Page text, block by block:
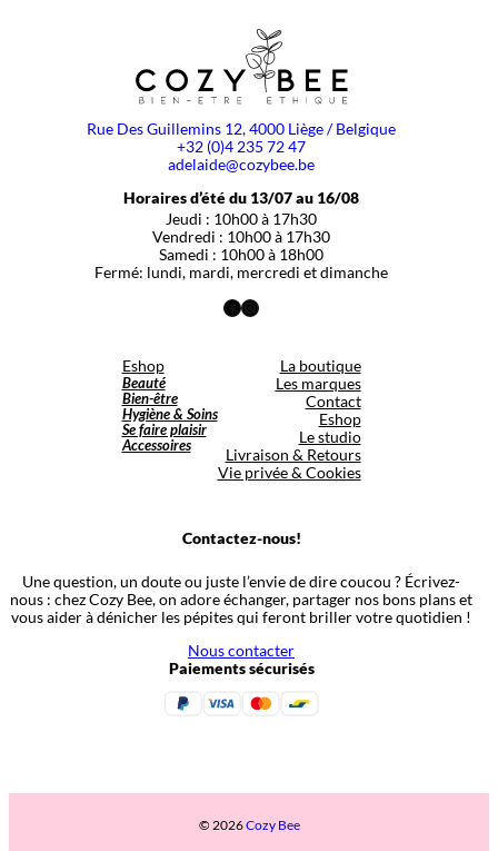
Rue Des Guillemins 12, 4000 Liège / Belgique
+32 (0)4 235 72 47
adelaide@cozybee.be
Horaires d’été du 13/07 au 16/08
Jeudi : 10h00 à 17h30
Vendredi : 10h00 à 17h30
Samedi : 10h00 à 18h00
Fermé: lundi, mardi, mercredi et dimanche
Facebook
Instagram
Eshop
Beauté
Bien-être
Hygiène & Soins
Se faire plaisir
Accessoires
La boutique
Les marques
Contact
Eshop
Le studio
Livraison & Retours
Vie privée & Cookies
Contactez-nous!
Une question, un doute ou juste l’envie de dire coucou ? Écrivez-
nous : chez Cozy Bee, on adore échanger, partager nos bons plans et
vous aider à dénicher les pépites qui feront briller votre quotidien !
Nous contacter
Paiements sécurisés
© 2026Cozy Bee